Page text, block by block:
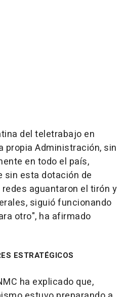
del teletrabajo en
propia Administración, sin
en todo el país,
sin esta dotación de
aguantaron el tirón y
siguió funcionando
otro", ha afirmado
ESTRATÉGICOS
ha explicado que,